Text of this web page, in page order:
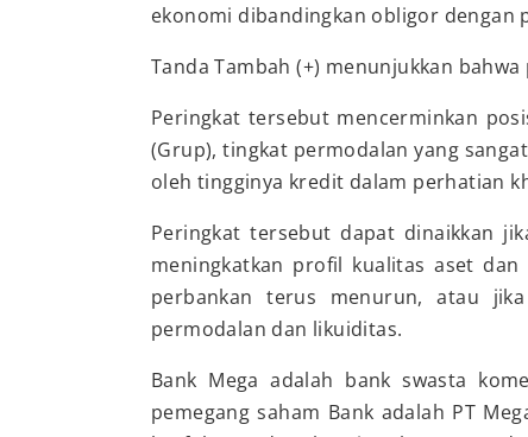
ekonomi dibandingkan obligor dengan
Tanda Tambah (+) menunjukkan
Peringkat tersebut mencerminkan
(Grup), tingkat permodalan yang
oleh tingginya kredit dalam perhatian
Peringkat tersebut dapat dinaikkan
meningkatkan profil kualitas aset
perbankan terus menurun, atau
permodalan dan likuiditas.
Bank Mega adalah bank swasta
pemegang saham Bank adalah PT